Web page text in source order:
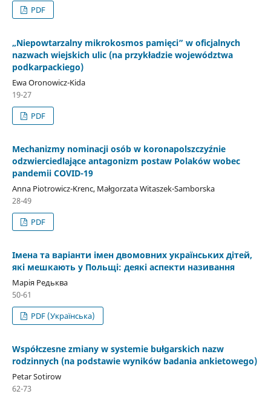
PDF
„Niepowtarzalny mikrokosmos pamięci” w oficjalnych
nazwach wiejskich ulic (na przykładzie województwa
podkarpackiego)
Ewa Oronowicz-Kida
19-27
PDF
Mechanizmy nominacji osób w koronapolszczyźnie
odzwierciedlające antagonizm postaw Polaków wobec
pandemii COVID-19
Anna Piotrowicz-Krenc, Małgorzata Witaszek-Samborska
28-49
PDF
Імена та варіанти імен двомовних українських дітей,
які мешкають у Польщі: деякі аспекти називання
Марія Редьква
50-61
PDF (Українська)
Współczesne zmiany w systemie bułgarskich nazw
rodzinnych (na podstawie wyników badania ankietowego)
Petar Sotirow
62-73